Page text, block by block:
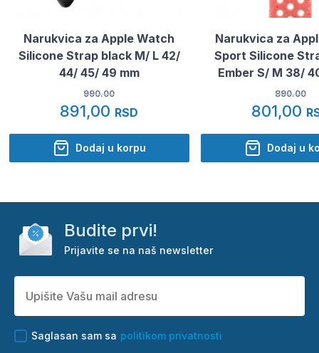
Narukvica za Apple Watch
Silicone Strap black M/ L 42/
44/ 45/ 49 mm
990.00
891,00 RSD
Dodaj u korpu
Narukvica za
Sport Silicone
Ember S/ M 38/
890.00
801,00
Dodaj u
Budite prvi!
Prijavite se na naš newsletter
Saglasan sam sa politikom privatnosti